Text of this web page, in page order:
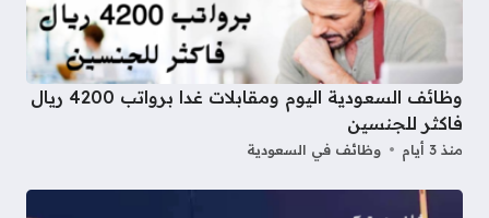
وظائف السعودية اليوم ومقابلات غدا برواتب 4200 ريال
فاكثر للجنسين
منذ 3 أيام وظائف في السعودية